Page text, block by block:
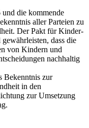
die kommende
aller Parteien zu
Der Pakt für Kinder-
dass die
von Kindern und
nachhaltig
Bekenntnis zur
in den
zur Umsetzung